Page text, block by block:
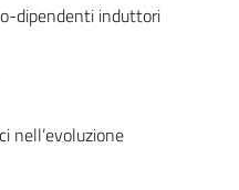
dipendenti induttori
nell’evoluzione